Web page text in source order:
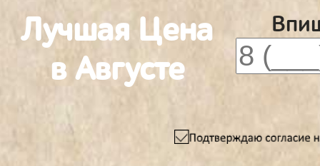
Лучшая Цена
в Августе